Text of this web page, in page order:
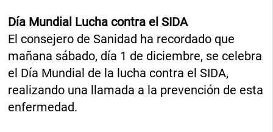
Día Mundial Lucha contra el SIDA
El consejero de Sanidad ha recordado que
mañana sábado, día 1 de diciembre, se celebra
el Día Mundial de la lucha contra el SIDA,
realizando una llamada a la prevención de esta
enfermedad.